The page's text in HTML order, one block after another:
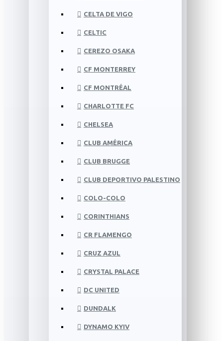
CELTA DE VIGO
CELTIC
CEREZO OSAKA
CF MONTERREY
CF MONTRÉAL
CHARLOTTE FC
CHELSEA
CLUB AMÉRICA
CLUB BRUGGE
CLUB DEPORTIVO PALESTINO
COLO-COLO
CORINTHIANS
CR FLAMENGO
CRUZ AZUL
CRYSTAL PALACE
DC UNITED
DUNDALK
DYNAMO KYIV